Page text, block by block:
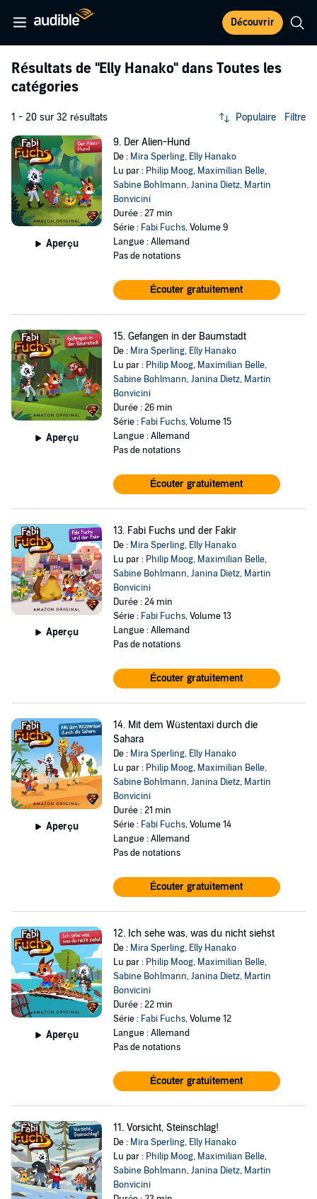
Découvrir
Résultats de "Elly Hanako" dans Toutes les
catégories
1 - 20 sur 32 résultats Populaire Filtre
Aperçu
9. Der Alien-Hund
De : Mira Sperling, Elly Hanako
Lu par : Philip Moog, Maximilian Belle,
Sabine Bohlmann,Janina Dietz, Martin
Bonvicini
Durée : 27 min
Série : Fabi Fuchs, Volume 9
Langue : Allemand
Pas de notations
Écouter gratuitement
Aperçu
15. Gefangen in der Baumstadt
De : Mira Sperling, Elly Hanako
Lu par : Philip Moog, Maximilian Belle,
Sabine Bohlmann,Janina Dietz, Martin
Bonvicini
Durée : 26 min
Série : Fabi Fuchs, Volume 15
Langue : Allemand
Pas de notations
Écouter gratuitement
Aperçu
13. Fabi Fuchs und der Fakir
De : Mira Sperling, Elly Hanako
Lu par : Philip Moog, Maximilian Belle,
Sabine Bohlmann,Janina Dietz, Martin
Bonvicini
Durée : 24 min
Série : Fabi Fuchs, Volume 13
Langue : Allemand
Pas de notations
Écouter gratuitement
Aperçu
14. Mit dem Wüstentaxi durch die
Sahara
De : Mira Sperling, Elly Hanako
Lu par : Philip Moog, Maximilian Belle,
Sabine Bohlmann,Janina Dietz, Martin
Bonvicini
Durée : 21 min
Série : Fabi Fuchs, Volume 14
Langue : Allemand
Pas de notations
Écouter gratuitement
Aperçu
12. Ich sehe was, was du nicht siehst
De : Mira Sperling, Elly Hanako
Lu par : Philip Moog, Maximilian Belle,
Sabine Bohlmann,Janina Dietz, Martin
Bonvicini
Durée : 22 min
Série : Fabi Fuchs, Volume 12
Langue : Allemand
Pas de notations
Écouter gratuitement
11. Vorsicht, Steinschlag!
De : Mira Sperling, Elly Hanako
Lu par : Philip Moog, Maximilian Belle,
Sabine Bohlmann,Janina Dietz, Martin
Bonvicini